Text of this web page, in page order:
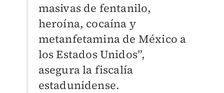
masivas de fentanilo,
heroína, cocaína y
metanfetamina de México a
los Estados Unidos”,
asegura la fiscalía
estadunidense.